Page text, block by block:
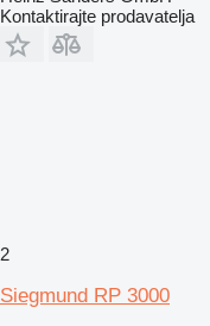
Kontaktirajte prodavatelja
2
Siegmund RP 3000